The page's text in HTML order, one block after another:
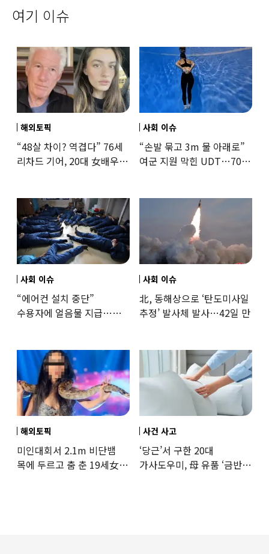
여기 이슈
해외토픽
“48살 차이? 역겹다” 76세
리차드 기어, 20대 女배우와
사회 이슈
“손발 묶고 3m 물 아래로”
여군 지원 막힌 UDT…707
사회 이슈
“에어컨 설치 중단”
수용자에 얼음물 지급…
사회 이슈
北, 동해상으로 ‘탄도미사일
추정’ 발사체 발사…42일 만
해외토픽
미인대회서 2.1m 비단뱀
목에 두르고 춤 춘 19세女
사건 사고
‘당근’서 구한 20대
가사도우미, 母 유품 ‘금반지